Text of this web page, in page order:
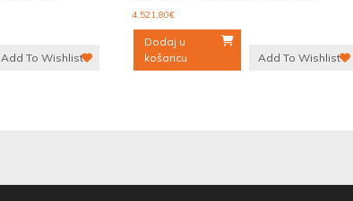
Add To Wishlist
4.521,80€
Dodaj u
košaricu
Add To Wishlist